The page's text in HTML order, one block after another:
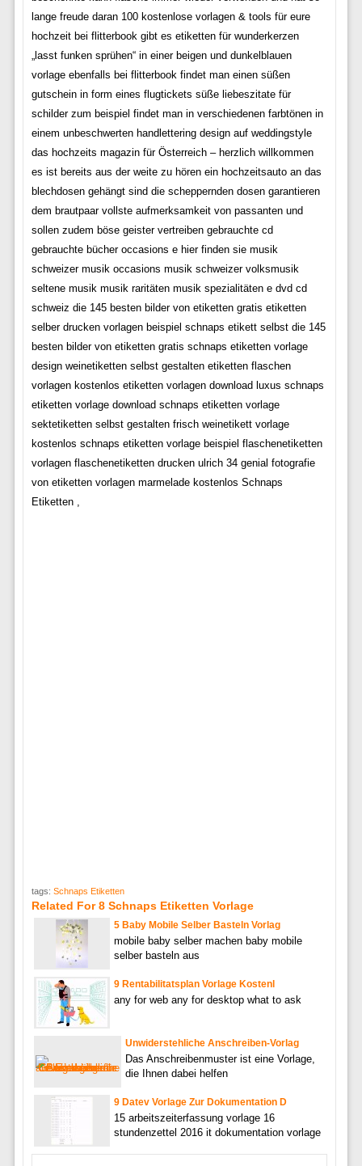
lange freude daran 100 kostenlose vorlagen & tools für eure
hochzeit bei flitterbook gibt es etiketten für wunderkerzen
„lasst funken sprühen“ in einer beigen und dunkelblauen
vorlage ebenfalls bei flitterbook findet man einen süßen
gutschein in form eines flugtickets süße liebeszitate für
schilder zum beispiel findet man in verschiedenen farbtönen in
einem unbeschwerten handlettering design auf weddingstyle
das hochzeits magazin für Österreich – herzlich willkommen
es ist bereits aus der weite zu hören ein hochzeitsauto an das
blechdosen gehängt sind die scheppernden dosen garantieren
dem brautpaar vollste aufmerksamkeit von passanten und
sollen zudem böse geister vertreiben gebrauchte cd
gebrauchte bücher occasions e hier finden sie musik
schweizer musik occasions musik schweizer volksmusik
seltene musik musik raritäten musik spezialitäten e dvd cd
schweiz die 145 besten bilder von etiketten gratis etiketten
selber drucken vorlagen beispiel schnaps etikett selbst die 145
besten bilder von etiketten gratis schnaps etiketten vorlage
design weinetiketten selbst gestalten etiketten flaschen
vorlagen kostenlos etiketten vorlagen download luxus schnaps
etiketten vorlage download schnaps etiketten vorlage
sektetiketten selbst gestalten frisch weinetikett vorlage
kostenlos schnaps etiketten vorlage beispiel flaschenetiketten
vorlagen flaschenetiketten drucken ulrich 34 genial fotografie
von etiketten vorlagen marmelade kostenlos Schnaps
Etiketten ,
tags: Schnaps Etiketten
Related For 8 Schnaps Etiketten Vorlage
5 Baby Mobile Selber Basteln Vorlag
mobile baby selber machen baby mobile
selber basteln aus
9 Rentabilitatsplan Vorlage Kostenl
any for web any for desktop what to ask
Unwiderstehliche Anschreiben-Vorlag
Das Anschreibenmuster ist eine Vorlage,
die Ihnen dabei helfen
9 Datev Vorlage Zur Dokumentation D
15 arbeitszeiterfassung vorlage 16
stundenzettel 2016 it dokumentation vorlage